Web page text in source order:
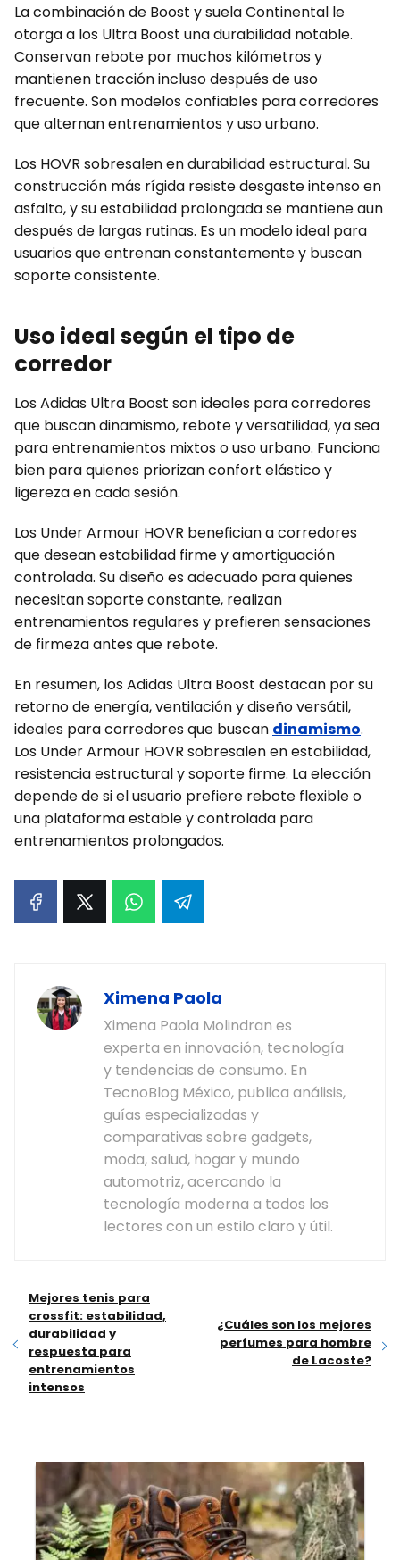
La combinación de Boost y suela Continental le
otorga a los Ultra Boost una durabilidad notable.
Conservan rebote por muchos kilómetros y
mantienen tracción incluso después de uso
frecuente. Son modelos confiables para corredores
que alternan entrenamientos y uso urbano.
Los HOVR sobresalen en durabilidad estructural. Su
construcción más rígida resiste desgaste intenso en
asfalto, y su estabilidad prolongada se mantiene aun
después de largas rutinas. Es un modelo ideal para
usuarios que entrenan constantemente y buscan
soporte consistente.
Uso ideal según el tipo de
corredor
Los Adidas Ultra Boost son ideales para corredores
que buscan dinamismo, rebote y versatilidad, ya sea
para entrenamientos mixtos o uso urbano. Funciona
bien para quienes priorizan confort elástico y
ligereza en cada sesión.
Los Under Armour HOVR benefician a corredores
que desean estabilidad firme y amortiguación
controlada. Su diseño es adecuado para quienes
necesitan soporte constante, realizan
entrenamientos regulares y prefieren sensaciones
de firmeza antes que rebote.
En resumen, los Adidas Ultra Boost destacan por su
retorno de energía, ventilación y diseño versátil,
ideales para corredores que buscan dinamismo.
Los Under Armour HOVR sobresalen en estabilidad,
resistencia estructural y soporte firme. La elección
depende de si el usuario prefiere rebote flexible o
una plataforma estable y controlada para
entrenamientos prolongados.
Ximena Paola
Ximena Paola Molindran es
experta en innovación, tecnología
y tendencias de consumo. En
TecnoBlog México, publica análisis,
guías especializadas y
comparativas sobre gadgets,
moda, salud, hogar y mundo
automotriz, acercando la
tecnología moderna a todos los
lectores con un estilo claro y útil.
Mejores tenis para
crossfit: estabilidad,
durabilidad y
respuesta para
entrenamientos
intensos
¿Cuáles son los mejores
perfumes para hombre
de Lacoste?